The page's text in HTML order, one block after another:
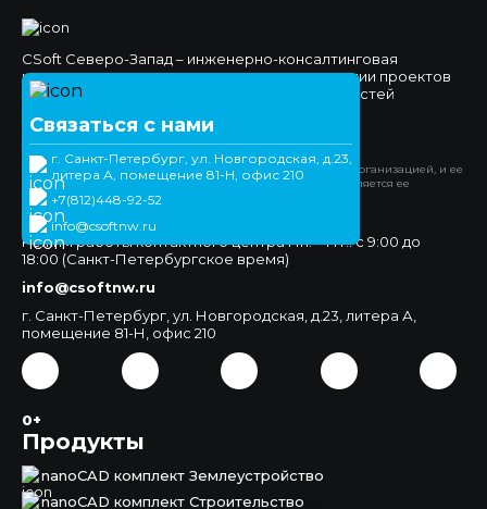
Связаться с нами
г. Санкт-Петербург, ул. Новгородская, д.23,
литера А, помещение 81-Н, офис 210
+7(812)448-92-52
info@csoftnw.ru
CSoft Северо-Запад – инженерно-консалтинговая
компания, специализирующаяся на реализации проектов
комплексной автоматизации различных областей
Официальный сайт
*Компания Meta Platforms Inc. признана экстремистской организацией, и ее
деятельность запрещена на территории РФ. WhatsApp является ее
продуктом.
Продукты
nanoCAD комплект Землеустройство
nanoCAD комплект Строительство
+7(812)448-92-52
Режим работы контактного центра Пн. – Пт.: с 9:00 до
18:00 (Санкт-Петербургское время)
info@csoftnw.ru
г. Санкт-Петербург, ул. Новгородская, д.23, литера А,
помещение 81-Н, офис 210
0+